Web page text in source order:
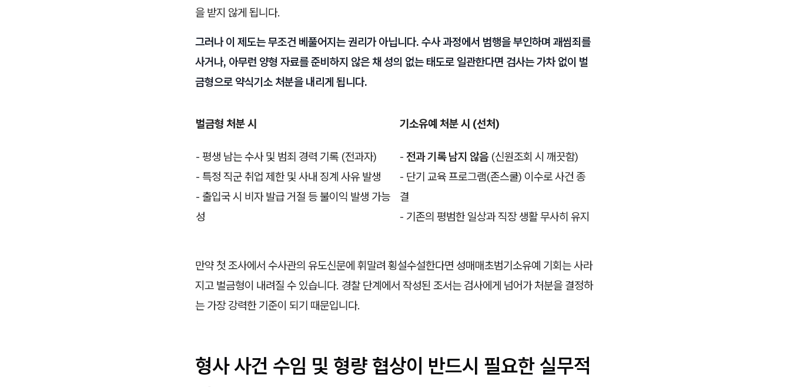
을 받지 않게 됩니다.
그러나 이 제도는 무조건 베풀어지는 권리가 아닙니다. 수사 과정에서 범행을 부인하며 괘씸죄를
사거나, 아무런 양형 자료를 준비하지 않은 채 성의 없는 태도로 일관한다면 검사는 가차 없이 벌
금형으로 약식기소 처분을 내리게 됩니다.
벌금형 처분 시 기소유예 처분 시 (선처)
- 평생 남는 수사 및 범죄 경력 기록 (전과자)
- 특정 직군 취업 제한 및 사내 징계 사유 발생
- 출입국 시 비자 발급 거절 등 불이익 발생 가능
성
- 전과 기록 남지 않음 (신원조회 시 깨끗함)
- 단기 교육 프로그램(존스쿨) 이수로 사건 종
결
- 기존의 평범한 일상과 직장 생활 무사히 유지
만약 첫 조사에서 수사관의 유도신문에 휘말려 횡설수설한다면 성매매초범기소유예 기회는 사라
지고 벌금형이 내려질 수 있습니다. 경찰 단계에서 작성된 조서는 검사에게 넘어가 처분을 결정하
는 가장 강력한 기준이 되기 때문입니다.
형사 사건 수임 및 형량 협상이 반드시 필요한 실무적